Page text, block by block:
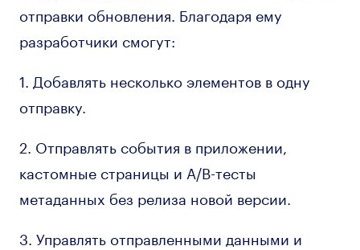
отправки обновления. Благодаря ему
разработчики смогут:
1. Добавлять несколько элементов в одну
отправку.
2. Отправлять события в приложении,
кастомные страницы и A/B-тесты
метаданных без релиза новой версии.
3. Управлять отправленными данными и